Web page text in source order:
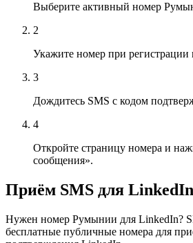
Выберите активный номер
2
Укажите номер при регистрации
3
Дождитесь SMS с кодом
4
Откройте страницу номера и
сообщения».
Приём SMS для
Нужен номер Румынии для LinkedIn?
бесплатные публичные номера для